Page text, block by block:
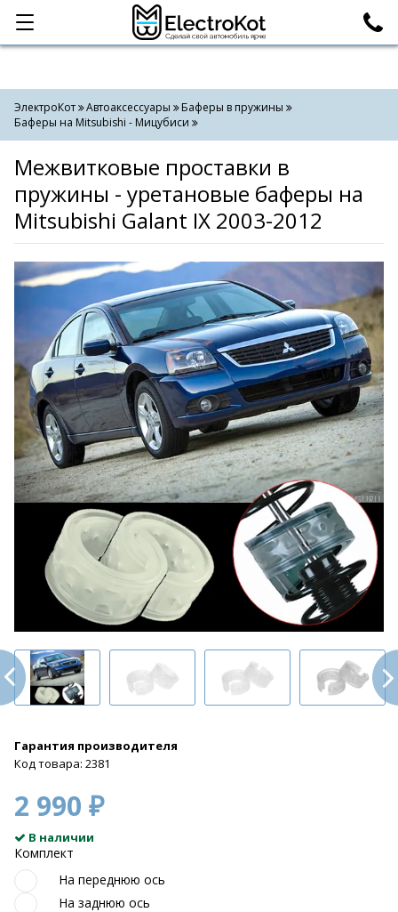
Категории Поиск
ЭлектроКот Автоаксессуары
Баферы в пружины
Баферы на Mitsubishi - Мицубиси
Межвитковые проставки в
пружины - уретановые баферы на
Mitsubishi Galant IX 2003-2012
Гарантия производителя
Код товара: 2381
2 990 ₽
В наличии
Комплект
На переднюю ось
На заднюю ось